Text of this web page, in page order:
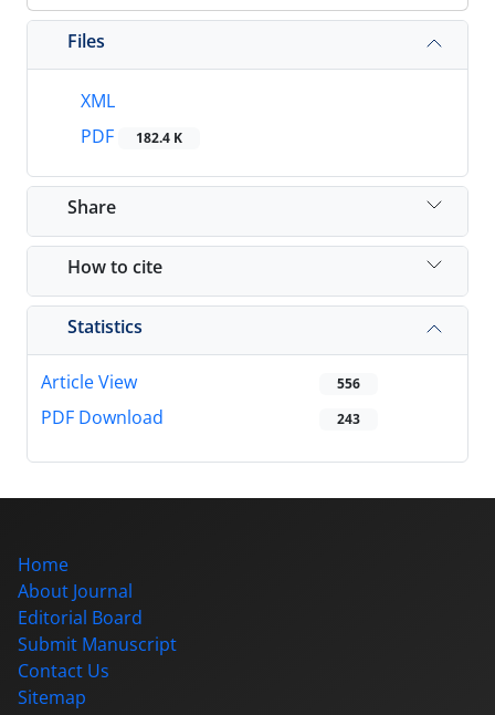
Files
XML
PDF
182.4 K
Share
How to cite
Statistics
Article View 556
PDF Download 243
Home
About Journal
Editorial Board
Submit Manuscript
Contact Us
Sitemap